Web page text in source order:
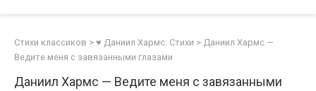
Стихи классиков > ♥ Даниил Хармс: Стихи > Даниил Хармс —
Ведите меня с завязанными глазами
Даниил Хармс — Ведите меня с завязанными